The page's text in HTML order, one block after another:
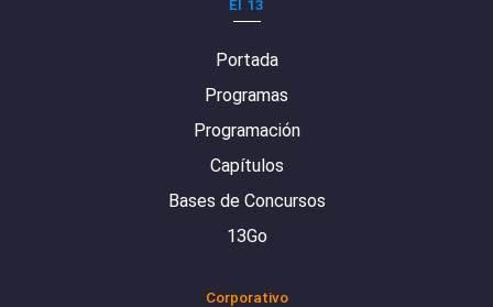
El 13
Portada
Programas
Programación
Capítulos
Bases de Concursos
13Go
Corporativo